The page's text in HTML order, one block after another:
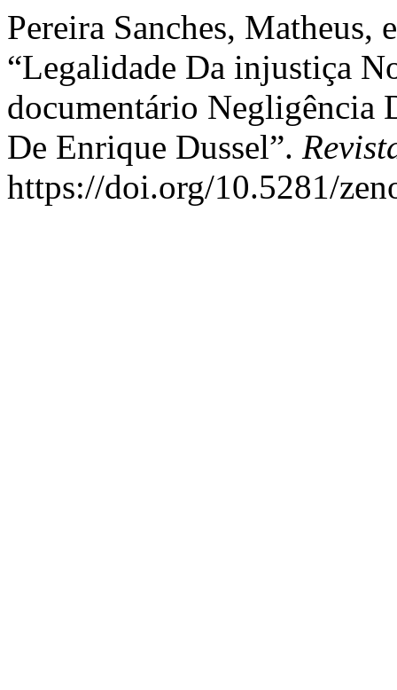
Pereira Sanches, Matheus,
“Legalidade Da injustiça
documentário Negligência
De Enrique Dussel”.
https://doi.org/10.5281/